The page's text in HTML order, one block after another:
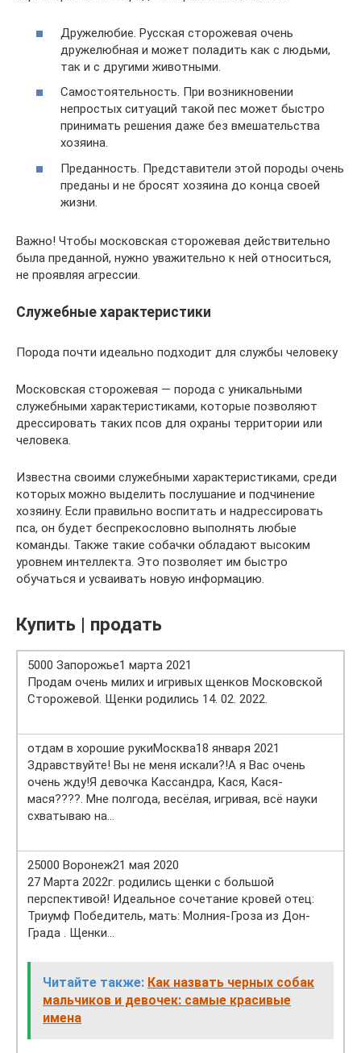
Дружелюбие. Русская сторожевая очень
дружелюбная и может поладить как с людьми,
так и с другими животными.
Самостоятельность. При возникновении
непростых ситуаций такой пес может быстро
принимать решения даже без вмешательства
хозяина.
Преданность. Представители этой породы очень
преданы и не бросят хозяина до конца своей
жизни.
Важно! Чтобы московская сторожевая действительно
была преданной, нужно уважительно к ней относиться,
не проявляя агрессии.
Служебные характеристики
Порода почти идеально подходит для службы человеку
Московская сторожевая — порода с уникальными
служебными характеристиками, которые позволяют
дрессировать таких псов для охраны территории или
человека.
Известна своими служебными характеристиками, среди
которых можно выделить послушание и подчинение
хозяину. Если правильно воспитать и надрессировать
пса, он будет беспрекословно выполнять любые
команды. Также такие собачки обладают высоким
уровнем интеллекта. Это позволяет им быстро
обучаться и усваивать новую информацию.
Купить | продать
5000 Запорожье1 марта 2021
Продам очень милих и игривых щенков Московской
Сторожевой. Щенки родились 14. 02. 2022.
отдам в хорошие рукиМосква18 января 2021
Здравствуйте! Вы не меня искали?!А я Вас очень
очень жду!Я девочка Кассандра, Кася, Кася-
мася????. Мне полгода, весёлая, игривая, всё науки
схватываю на…
25000 Воронеж21 мая 2020
27 Марта 2022г. родились щенки с большой
перспективой! Идеальное сочетание кровей отец:
Триумф Победитель, мать: Молния-Гроза из Дон-
Града . Щенки…
Читайте также: Как назвать черных собак
мальчиков и девочек: самые красивые
имена